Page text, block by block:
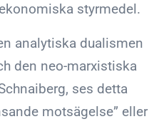
styrmedel.
analytiska dualismen
den neo-marxistiska
ses detta
motsägelse” eller